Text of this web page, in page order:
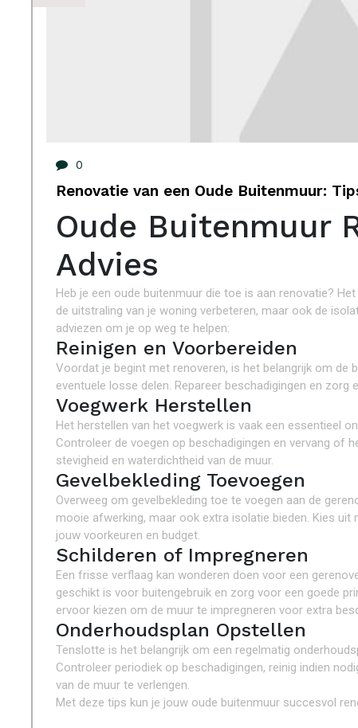
0
Renovatie van een Oude Buitenmuur:
Oude Buitenmuur
Advies
Heb je een oude buitenmuur die toe is aan renovatie?
de uitstraling van je woning verbeteren, maar ook de
adviezen om je op weg te helpen:
Reinigen en Voorbereiden
Voordat je begint met renoveren, is het belangrijk om de
eventuele losse delen. Repareer beschadigingen en
Voegwerk Herstellen
Het herstellen van het voegwerk is vaak een essentieel
Controleer de voegen op beschadigingen en vervang of
stevigheid en waterdichtheid van de muur.
Gevelbekleding Toevoegen
Overweeg om gevelbekleding toe te voegen aan de
mooie afwerking, maar ook extra isolatie bieden. Kies
jouw voorkeuren en budget.
Schilderen of Impregneren
Een frisse verflaag kan wonderen doen voor een
geschikt is voor buitengebruik en zorg voor een goede
ervoor kiezen om de muur te impregneren voor extra
Onderhoudsplan Opstellen
Tenslotte is het belangrijk om een regelmatig
Controleer periodiek op beschadigingen, reinig indien
van de muur te verlengen.
Met deze tips kun je jouw oude buitenmuur succesvol